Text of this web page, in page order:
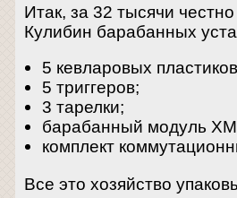
Итак, за 32 тысячи
Кулибин барабанных
5 кевларовых
5 триггеров;
3 тарелки;
барабанный модуль
комплект
Все это хозяйство